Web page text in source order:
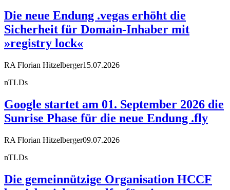
Die neue Endung .vegas erhöht die
Sicherheit für Domain-Inhaber mit
»registry lock«
RA Florian Hitzelberger15.07.2026
nTLDs
Google startet am 01. September 2026 die
Sunrise Phase für die neue Endung .fly
RA Florian Hitzelberger09.07.2026
nTLDs
Die gemeinnützige Organisation HCCF